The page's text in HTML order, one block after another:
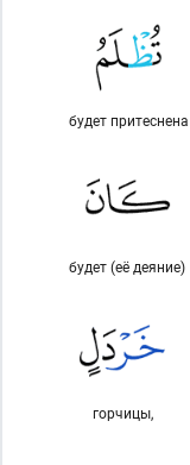
будет притеснена
будет (её деяние)
горчицы,